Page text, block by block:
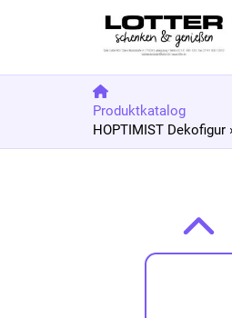
Produktkatalog
HOPTIMIST
Zur Produktbeschreibung